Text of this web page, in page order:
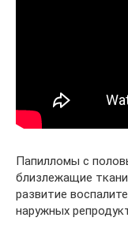
Папилломы с
близлежащие
развитие
наружных